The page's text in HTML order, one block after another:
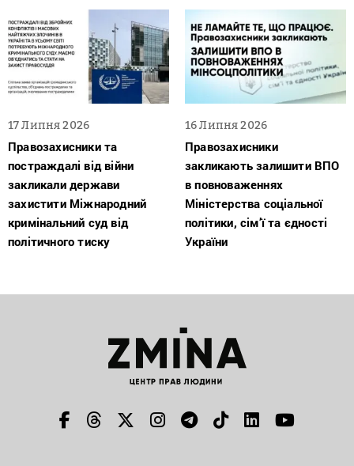
17 Липня 2026
Правозахисники та
постраждалі від війни
закликали держави
захистити Міжнародний
кримінальний суд від
політичного тиску
16 Липня 2026
Правозахисники
закликають залишити ВПО
в повноваженнях
Міністерства соціальної
політики, сім’ї та єдності
України